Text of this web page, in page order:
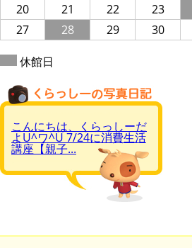
20
21 22 23
27
28 29 30
休館日
こんにちは、くらっしーだ
よU^ワ^U 7/24に消費生活
講座【親子...